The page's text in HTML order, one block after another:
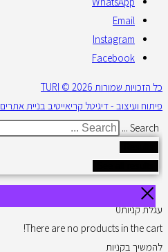
Email
Instagram
Facebook
כל הזכויות שמורות 2026 © TURI
פיתוח ועיצוב - דיגיטל קריאייטיב בניית אתרים
Search ...
עגלת קניות0
There are no products in the cart!
להמשיך בקניות